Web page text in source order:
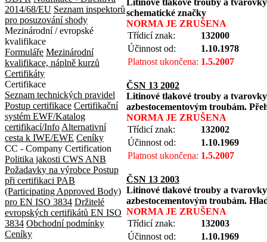
2014/68/EU Seznam inspektorů
pro posuzování shody
Mezinárodní / evropské
kvalifikace
Formuláře Mezinárodní
kvalifikace, náplně kurzů
Certifikáty
Certifikace
Seznam technických pravidel
Postup certifikace Certifikační
systém EWF/Katalog
certifikací/Info Alternativní
cesta k IWE/EWE Ceníky
CC - Company Certification
Politika jakosti CWS ANB
Požadavky na výrobce Postup
při certifikaci PAB
(Participating Approved Body)
pro EN ISO 3834 Držitelé
evropských certifikátů EN ISO
3834 Obchodní podmínky
Ceníky
Litinové tlakové trouby a
schematické značky
NORMA JE ZRUŠENA
Třídicí znak:
132000
Účinnost od:
1.10.1978
Platnost ukončena: 1.5.2007
ČSN 13 2002
Litinové tlakové trouby a
azbestocementovým troubám.
NORMA JE ZRUŠENA
Třídicí znak:
132002
Účinnost od:
1.10.1969
Platnost ukončena: 1.5.2007
ČSN 13 2003
Litinové tlakové trouby a
azbestocementovým troubám.
NORMA JE ZRUŠENA
Třídicí znak:
132003
Účinnost od:
1.10.1969